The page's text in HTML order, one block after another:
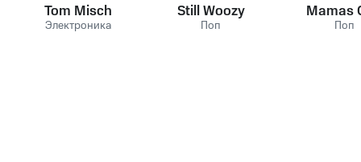
Tom Misch
Электроника
Still Woozy
Поп
Mamas
Поп